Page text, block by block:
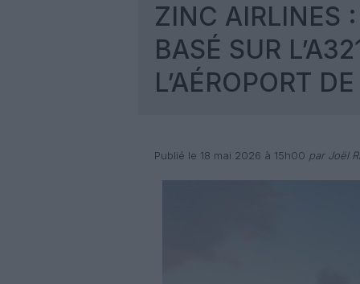
ZINC AIRLINES
BASÉ SUR
L’AÉROPORT
Publié le 18 mai 2026 à 15h00 par Joël